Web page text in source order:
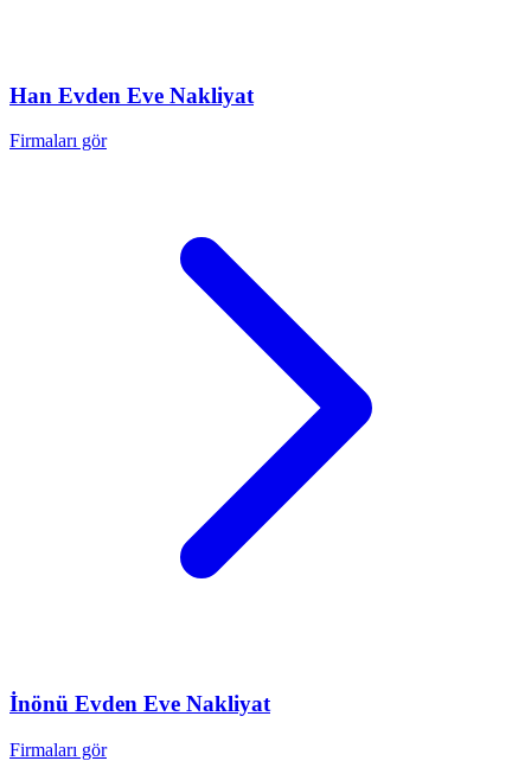
Han Evden Eve Nakliyat
Firmaları gör
İnönü Evden Eve Nakliyat
Firmaları gör